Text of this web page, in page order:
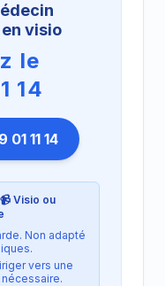
visio
le
14
11 14
Visio ou
Non adapté
vers une